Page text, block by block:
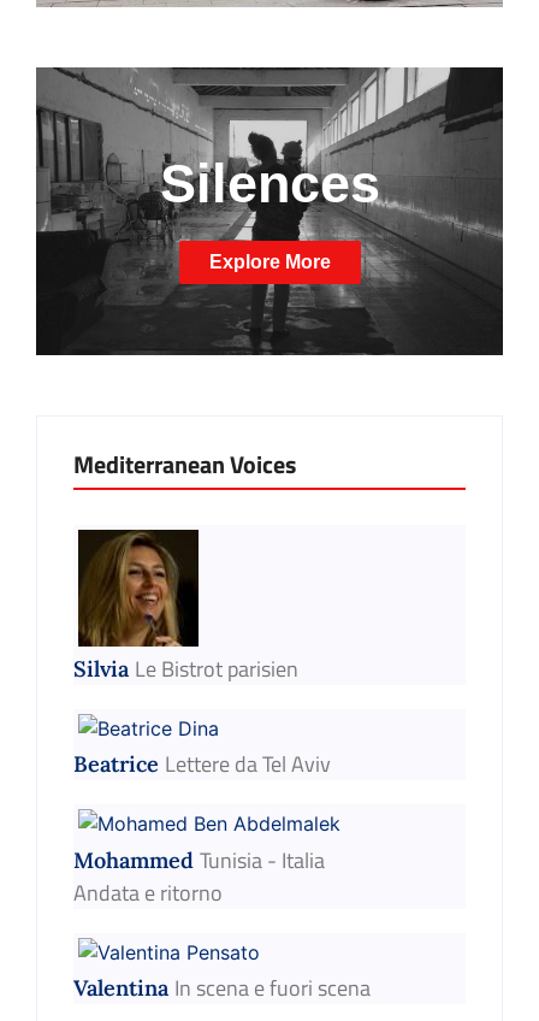
Silences
Explore More
Mediterranean Voices
Silvia Le Bistrot parisien
Beatrice Lettere da Tel Aviv
Mohammed Tunisia - Italia
Andata e ritorno
Valentina In scena e fuori scena